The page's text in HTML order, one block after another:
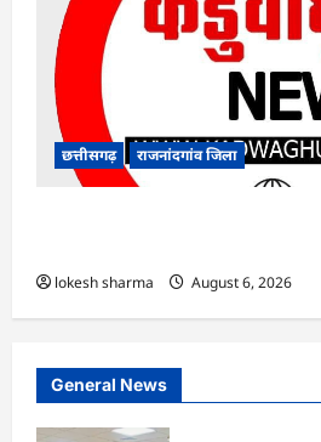
छत्तीसगढ़ राजनांदगांव जिला
lokesh sharma August 6, 2026
General News